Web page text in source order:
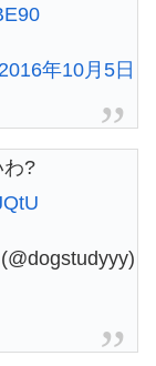
2016年10月5日
わ?